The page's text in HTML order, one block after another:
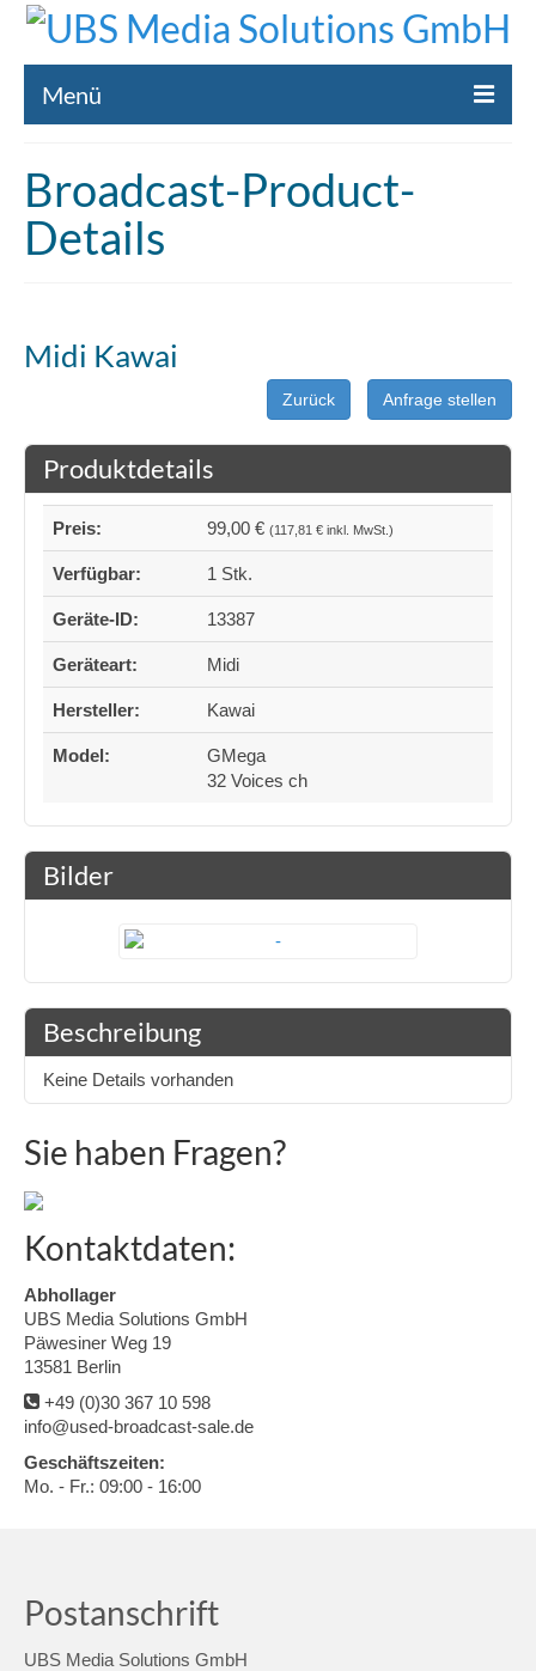
Menü
Liste gebrauchte Broadcast-Technik
Leistungen
Broadcast-Technik Verleih
Broadcast-Product-
Details
Midi Kawai
Zurück Anfrage stellen
Produktdetails
Preis: 99,00 € (117,81 € inkl. MwSt.)
Verfügbar: 1 Stk.
Geräte-ID: 13387
Geräteart: Midi
Hersteller: Kawai
Model:
GMega
32 Voices ch
Bilder
Beschreibung
Keine Details vorhanden
Sie haben Fragen?
Kontaktdaten:
Abhollager
UBS Media Solutions GmbH
Päwesiner Weg 19
13581 Berlin
+49 (0)30 367 10 598
info@used-broadcast-sale.de
Geschäftszeiten:
Mo. - Fr.: 09:00 - 16:00
Postanschrift
UBS Media Solutions GmbH